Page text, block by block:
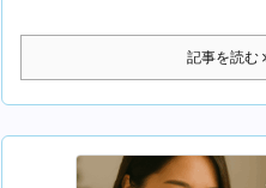
記事を読む